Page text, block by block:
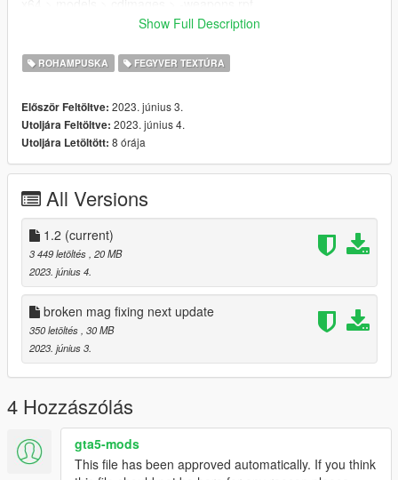
- Then drag & drop all ytd & ydr files
If you can take pictures with this gun please do and send them
to me, I'll upload them here and give credit to you for your
Credits:
ME (nyzr)
Show Full Description
ROHAMPUSKA FEGYVER TEXTÚRA
Először Feltöltve: 2023. június 3.
Utoljára Feltöltve: 2023. június 4.
Utoljára Letöltött: 8 órája
All Versions
1.2 (current)
3 449 letöltés , 20 MB
2023. június 4.
broken mag fixing next update
350 letöltés , 30 MB
2023. június 3.
4 Hozzászólás
gta5-mods
This file has been approved automatically. If you think